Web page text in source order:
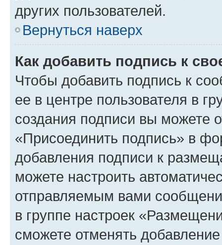
других пользователей.
Вернуться наверх
Как добавить подпись к
Чтобы добавить подпись к
ее в центре пользователя в
создания подписи вы можете
«Присоединить подпись» в
добавления подписи к
можете настроить
отправляемым вами
в группе настроек
сможете отменять